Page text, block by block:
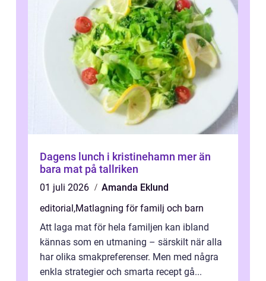
Dagens lunch i kristinehamn mer än
bara mat på tallriken
01 juli 2026
Amanda Eklund
editorial,Matlagning för familj och barn
Att laga mat för hela familjen kan ibland
kännas som en utmaning – särskilt när alla
har olika smakpreferenser. Men med några
enkla strategier och smarta recept gå...